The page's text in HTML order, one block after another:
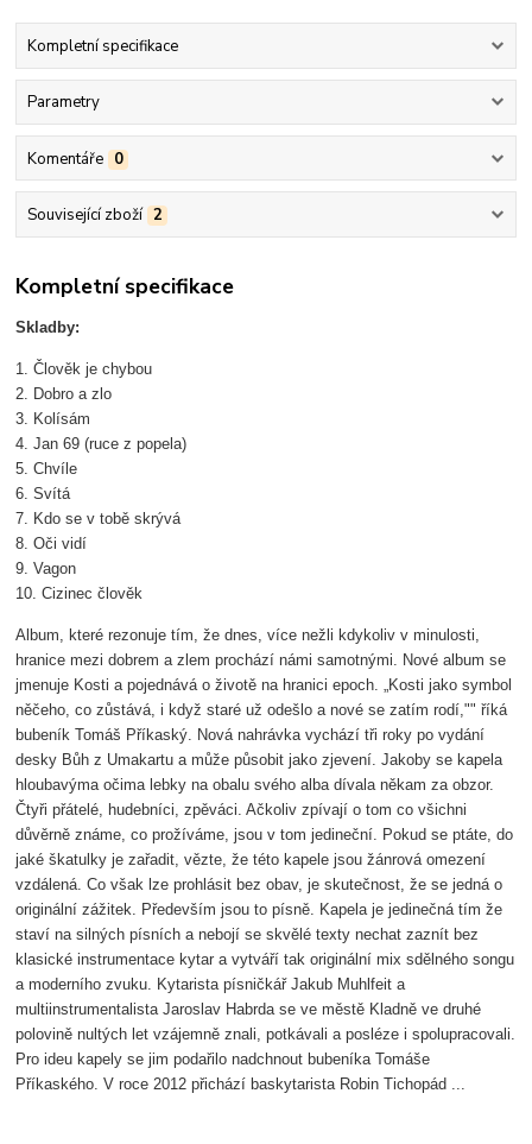
Kompletní specifikace
Parametry
Komentáře 0
Související zboží 2
Kompletní specifikace
Skladby:
1. Člověk je chybou
2. Dobro a zlo
3. Kolísám
4. Jan 69 (ruce z popela)
5. Chvíle
6. Svítá
7. Kdo se v tobě skrývá
8. Oči vidí
9. Vagon
10. Cizinec člověk
Album, které rezonuje tím, že dnes, více nežli kdykoliv v minulosti,
hranice mezi dobrem a zlem prochází námi samotnými. Nové album se
jmenuje Kosti a pojednává o životě na hranici epoch. „Kosti jako symbol
něčeho, co zůstává, i když staré už odešlo a nové se zatím rodí,"" říká
bubeník Tomáš Příkaský. Nová nahrávka vychází tři roky po vydání
desky Bůh z Umakartu a může působit jako zjevení. Jakoby se kapela
hloubavýma očima lebky na obalu svého alba dívala někam za obzor.
Čtyři přátelé, hudebníci, zpěváci. Ačkoliv zpívají o tom co všichni
důvěrně známe, co prožíváme, jsou v tom jedineční. Pokud se ptáte, do
jaké škatulky je zařadit, vězte, že této kapele jsou žánrová omezení
vzdálená. Co však lze prohlásit bez obav, je skutečnost, že se jedná o
originální zážitek. Především jsou to písně. Kapela je jedinečná tím že
staví na silných písních a nebojí se skvělé texty nechat zaznít bez
klasické instrumentace kytar a vytváří tak originální mix sdělného songu
a moderního zvuku. Kytarista písničkář Jakub Muhlfeit a
multiinstrumentalista Jaroslav Habrda se ve městě Kladně ve druhé
polovině nultých let vzájemně znali, potkávali a posléze i spolupracovali.
Pro ideu kapely se jim podařilo nadchnout bubeníka Tomáše
Příkaského. V roce 2012 přichází baskytarista Robin Tichopád ...